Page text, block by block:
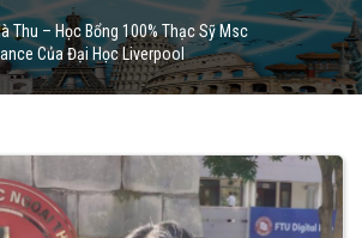
Thu – Học Bổng 100% Thạc Sỹ Msc
Của Đại Học Liverpool